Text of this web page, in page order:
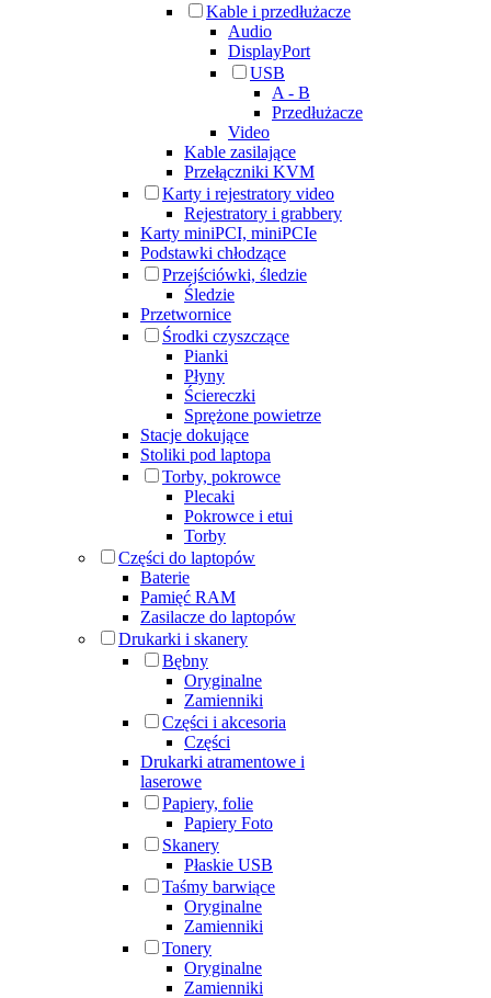
Kable i przedłużacze
Audio
DisplayPort
USB
A - B
Przedłużacze
Video
Kable zasilające
Przełączniki KVM
Karty i rejestratory video
Rejestratory i grabbery
Karty miniPCI, miniPCIe
Podstawki chłodzące
Przejściówki, śledzie
Śledzie
Przetwornice
Środki czyszczące
Pianki
Płyny
Ściereczki
Sprężone powietrze
Stacje dokujące
Stoliki pod laptopa
Torby, pokrowce
Plecaki
Pokrowce i etui
Torby
Części do laptopów
Baterie
Pamięć RAM
Zasilacze do laptopów
Drukarki i skanery
Bębny
Oryginalne
Zamienniki
Części i akcesoria
Części
Drukarki atramentowe i
laserowe
Papiery, folie
Papiery Foto
Skanery
Płaskie USB
Taśmy barwiące
Oryginalne
Zamienniki
Tonery
Oryginalne
Zamienniki